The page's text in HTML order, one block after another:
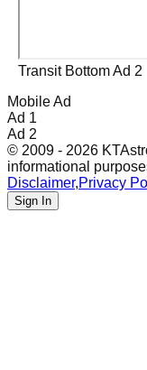
Transit Bottom Ad 2
Mobile Ad
Ad 1
Ad 2
© 2009 - 2026
informational
Disclaimer,Privacy
Sign In